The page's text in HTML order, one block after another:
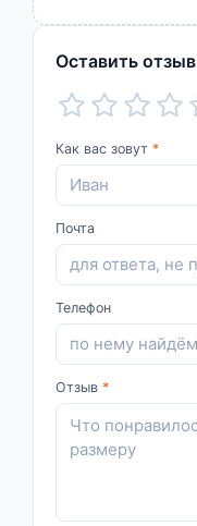
Оставить отзыв
Как вас зовут *
Почта
Телефон
Отзыв *